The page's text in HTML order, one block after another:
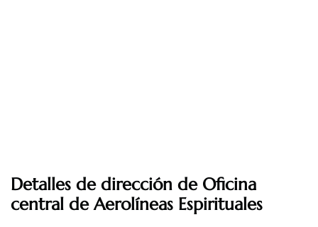
Detalles de dirección de Oficina
central de Aerolíneas Espirituales